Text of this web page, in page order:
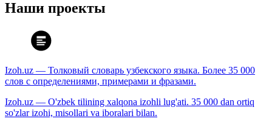
Наши проекты
Izoh.uz — Толковый словарь узбекского языка. Более 35 000
слов с определениями, примерами и фразами.
Izoh.uz — O'zbek tilining xalqona izohli lug'ati. 35 000 dan ortiq
so'zlar izohi, misollari va iboralari bilan.